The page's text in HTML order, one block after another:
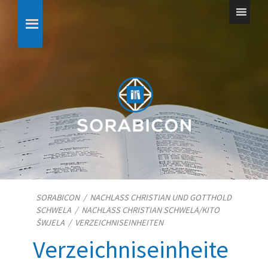
SORABICON/ NACHLASS CHRISTIAN UND GOTTHOLD
SCHWELA / NACHLASS CHRISTIAN SCHWELA/​KITO
ŠWJELA / VERZEICHNISEINHEITEN
Verzeichniseinheite